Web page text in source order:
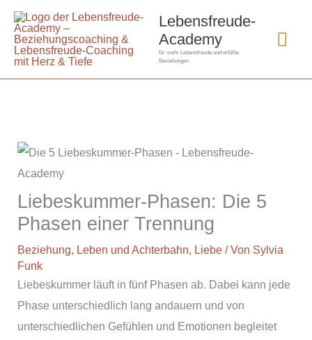
Zum
Inhalt
springen
Lebensfreude-
Academy
für mehr Lebensfreude und erfüllte
Beziehungen
Liebeskummer-Phasen: Die 5
Phasen einer Trennung
Beziehung, Leben und Achterbahn, Liebe / Von Sylvia
Funk
Liebeskummer läuft in fünf Phasen ab. Dabei kann jede
Phase unterschiedlich lang andauern und von
unterschiedlichen Gefühlen und Emotionen begleitet